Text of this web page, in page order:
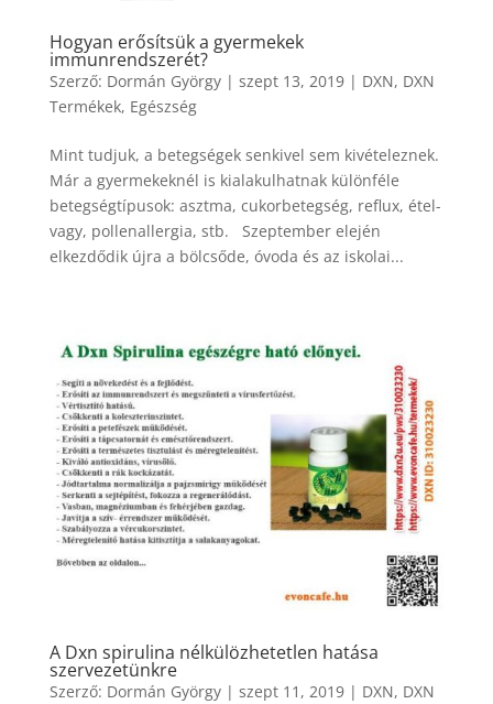
Hogyan erősítsük a gyermekek
immunrendszerét?
Szerző: Dormán György| szept 13, 2019| DXN, DXN
Termékek, Egészség
Mint tudjuk, a betegségek senkivel sem kivételeznek.
Már a gyermekeknél is kialakulhatnak különféle
betegségtípusok: asztma, cukorbetegség, reflux, étel-
vagy, pollenallergia, stb. Szeptember elején
elkezdődik újra a bölcsőde, óvoda és az iskolai...
A Dxn spirulina nélkülözhetetlen hatása
szervezetünkre
Szerző: Dormán György| szept 11, 2019| DXN, DXN